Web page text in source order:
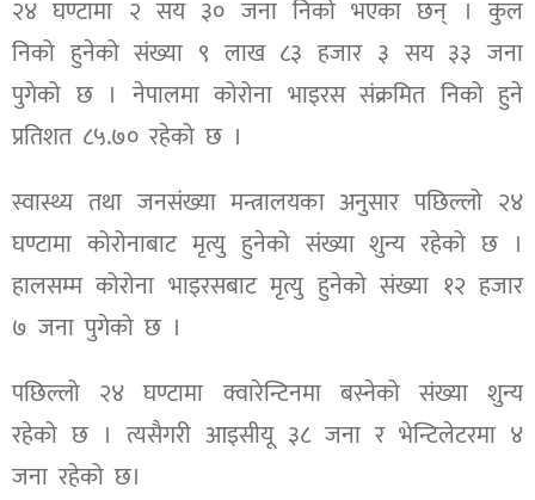
२४ घण्टामा २ सय ३० जना निको भएका छन् । कुल
निको हुनेको संख्या ९ लाख ८३ हजार ३ सय ३३ जना
पुगेको छ । नेपालमा कोरोना भाइरस संक्रमित निको हुने
प्रतिशत ८५.७० रहेको छ ।
स्वास्थ्य तथा जनसंख्या मन्त्रालयका अनुसार पछिल्लो २४
घण्टामा कोरोनाबाट मृत्यु हुनेको संख्या शुन्य रहेको छ ।
हालसम्म कोरोना भाइरसबाट मृत्यु हुनेको संख्या १२ हजार
७ जना पुगेको छ ।
पछिल्लो २४ घण्टामा क्वारेन्टिनमा बस्नेको संख्या शुन्य
रहेको छ । त्यसैगरी आइसीयू ३८ जना र भेन्टिलेटरमा ४
जना रहेको छ।